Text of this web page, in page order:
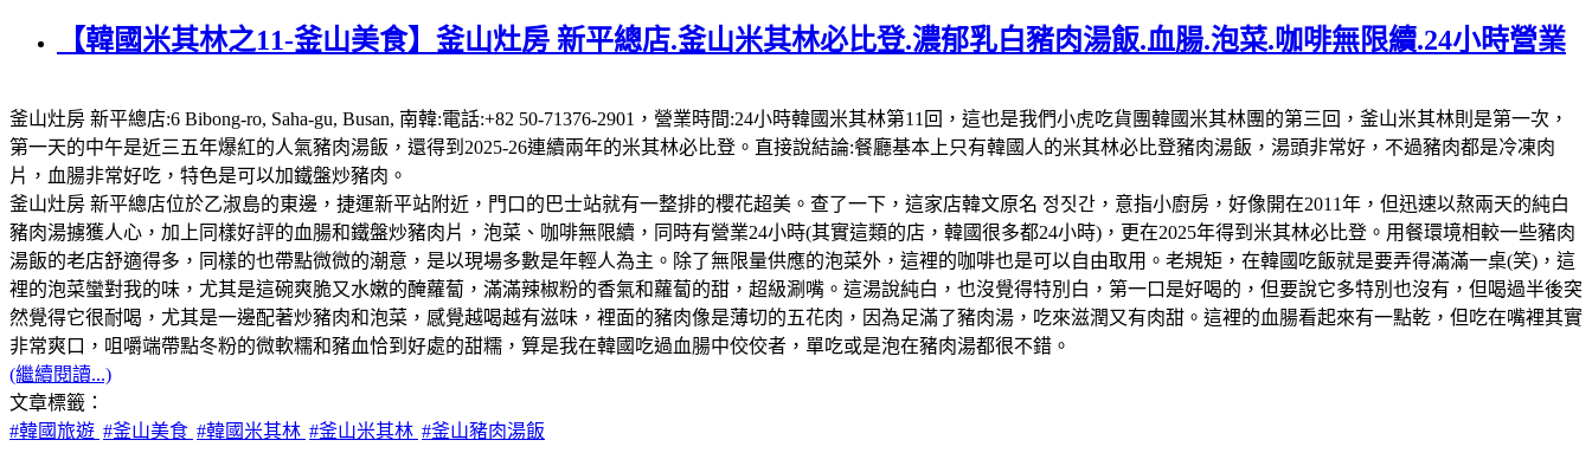
【韓國米其林之11-釜山美食】釜山灶房 新平總店.釜山米其林必比登.濃郁乳白豬肉湯飯.血腸.泡菜.咖啡無限續.24小時營業
釜山灶房 新平總店:6 Bibong-ro, Saha-gu, Busan, 南韓:電話:+82 50-71376-2901，營業時間:24小時韓國米其林第11回，這也是我們小虎吃貨團韓國米其林團的第三回，釜山米其林則是第一次，
第一天的中午是近三五年爆紅的人氣豬肉湯飯，還得到2025-26連續兩年的米其林必比登。直接說結論:餐廳基本上只有韓國人的米其林必比登豬肉湯飯，湯頭非常好，不過豬肉都是冷凍肉
片，血腸非常好吃，特色是可以加鐵盤炒豬肉。
釜山灶房 新平總店位於乙淑島的東邊，捷運新平站附近，門口的巴士站就有一整排的櫻花超美。查了一下，這家店韓文原名 정짓간，意指小廚房，好像開在2011年，但迅速以熬兩天的純白
豬肉湯擄獲人心，加上同樣好評的血腸和鐵盤炒豬肉片，泡菜、咖啡無限續，同時有營業24小時(其實這類的店，韓國很多都24小時)，更在2025年得到米其林必比登。用餐環境相較一些豬肉
湯飯的老店舒適得多，同樣的也帶點微微的潮意，是以現場多數是年輕人為主。除了無限量供應的泡菜外，這裡的咖啡也是可以自由取用。老規矩，在韓國吃飯就是要弄得滿滿一桌(笑)，這
裡的泡菜蠻對我的味，尤其是這碗爽脆又水嫩的醃蘿蔔，滿滿辣椒粉的香氣和蘿蔔的甜，超級涮嘴。這湯說純白，也沒覺得特別白，第一口是好喝的，但要說它多特別也沒有，但喝過半後突
然覺得它很耐喝，尤其是一邊配著炒豬肉和泡菜，感覺越喝越有滋味，裡面的豬肉像是薄切的五花肉，因為足滿了豬肉湯，吃來滋潤又有肉甜。這裡的血腸看起來有一點乾，但吃在嘴裡其實
非常爽口，咀嚼端帶點冬粉的微軟糯和豬血恰到好處的甜糯，算是我在韓國吃過血腸中佼佼者，單吃或是泡在豬肉湯都很不錯。
(繼續閱讀...)
文章標籤：
#韓國旅遊 #釜山美食 #韓國米其林 #釜山米其林 #釜山豬肉湯飯